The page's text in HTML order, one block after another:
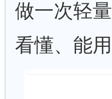
做一次轻
看懂、能用